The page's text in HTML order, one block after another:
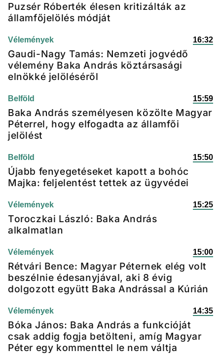
Puzsér Róberték élesen kritizálták az
államfőjelölés módját
Vélemények 16:32
Gaudi-Nagy Tamás: Nemzeti jogvédő
vélemény Baka András köztársasági
elnökké jelöléséről
Belföld 15:59
Baka András személyesen közölte Magyar
Péterrel, hogy elfogadta az államfői
jelölést
Belföld 15:50
Újabb fenyegetéseket kapott a bohóc
Majka: feljelentést tettek az ügyvédei
Vélemények 15:25
Toroczkai László: Baka András
alkalmatlan
Vélemények 15:00
Rétvári Bence: Magyar Péternek elég volt
beszélnie édesanyjával, aki 8 évig
dolgozott együtt Baka Andrással a Kúrián
Vélemények 14:35
Bóka János: Baka András a funkcióját
csak addig fogja betölteni, amíg Magyar
Péter egy kommenttel le nem váltja